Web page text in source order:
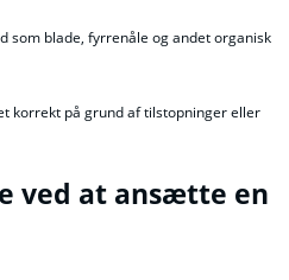
som blade, fyrrenåle og andet organisk
korrekt på grund af tilstopninger eller
ved at ansætte en